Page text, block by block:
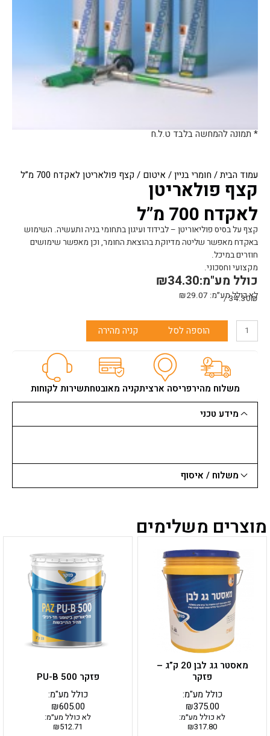
עמוד הבית/ חומרי בניין/ איטום / קצף פולאריטן לאקדח 700 מ”ל
קצף פולאריטן
לאקדח 700 מ”ל
קצף על בסיס פוליאוריטן – לבידוד ועיגון בתחומי בניה ותעשיה. השימוש
באקדח מאפשר שליטה מדיוקת בהוצאת החומר, וכן מאפשר שימושים
חוזרים במיכל.
מקצועי וחסכוני.
₪34.30כולל מע"מ:
לא כולל מע״מ: ₪29.07
34.30₪ /
כמות
הוספה לסל קניה מהירה
משלוח מהירפריסה ארציתקניה מאובטחתשירות לקוחות
מידע טכני
משלוח / איסוף
* תמונה להמחשה בלבד ט.ל.ח
מוצרים משלימים
מאסטר גג לבן 20 ק”ג –
פזקר
₪375.00
כולל מע"מ:
לא כולל מע״מ:
₪317.80
פזקר PU-B 500
₪605.00
כולל מע"מ:
לא כולל מע״מ:
₪512.71